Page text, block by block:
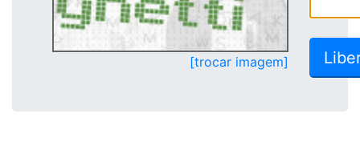
[trocar imagem]